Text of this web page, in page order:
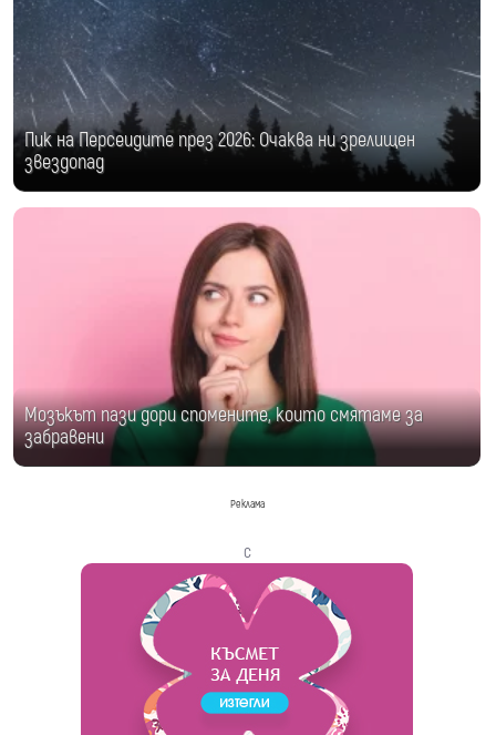
Пик на Персеидите през 2026: Очаква ни зрелищен
звездопад
Мозъкът пази дори спомените, които смятаме за
забравени
Реклама
с